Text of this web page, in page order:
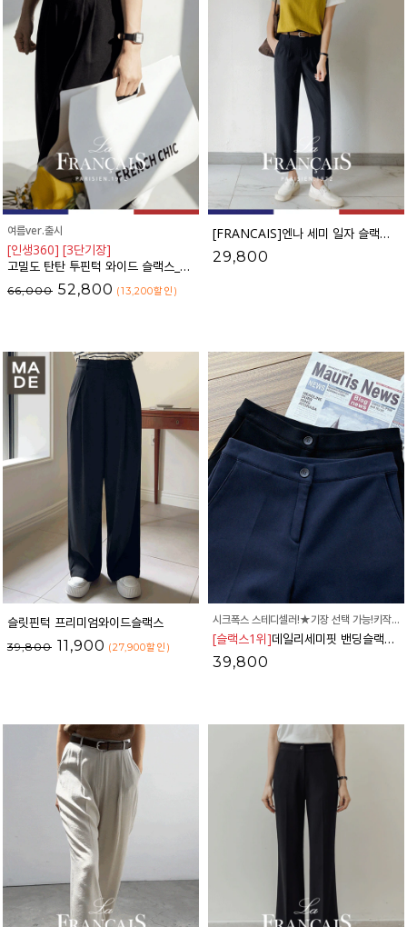
여름ver.출시
[인생360] [3단기장]
고밀도 탄탄 투핀턱 와이드 슬랙스_F6S169SL
66,000 52,800 (13,200할인 )
[FRANCAIS]엔나 세미 일자 슬랙스_F5F98SL
29,800
슬릿핀턱 프리미엄와이드슬랙스
39,800 11,900 (27,900할인 )
시크폭스 스테디셀러!★기장 선택 가능!키작녀★
[슬랙스1위]데일리세미핏 밴딩슬랙스_03SL1781
39,800